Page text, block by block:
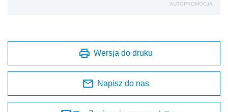
AUTOPROMOCJA
Wersja do druku
Napisz do nas